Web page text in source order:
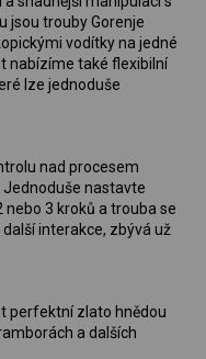
jsou trouby Gorenje
vodítky na jedné
nabízíme také flexibilní
lze jednoduše
nad procesem
nastavte
3 kroků a trouba se
interakce, zbývá už
perfektní zlato hnědou
a dalších